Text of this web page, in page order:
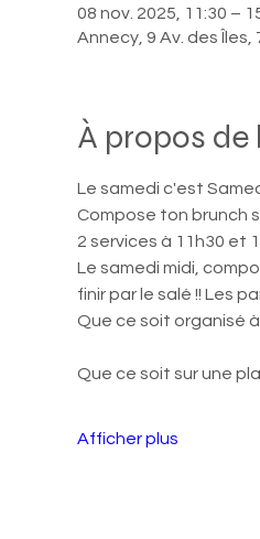
08 nov. 2025, 11:30 –
Annecy, 9 Av. des
À propos
Le samedi c'est
Compose ton brunch
2 services à 11h30 et
Le samedi midi,
finir par le salé !! Les
Que ce soit organisé
Que ce soit sur une
Afficher plus